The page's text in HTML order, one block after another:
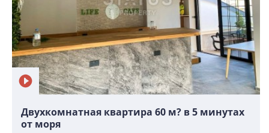
Двухкомнатная квартира 60 м? в 5 минутах
от моря